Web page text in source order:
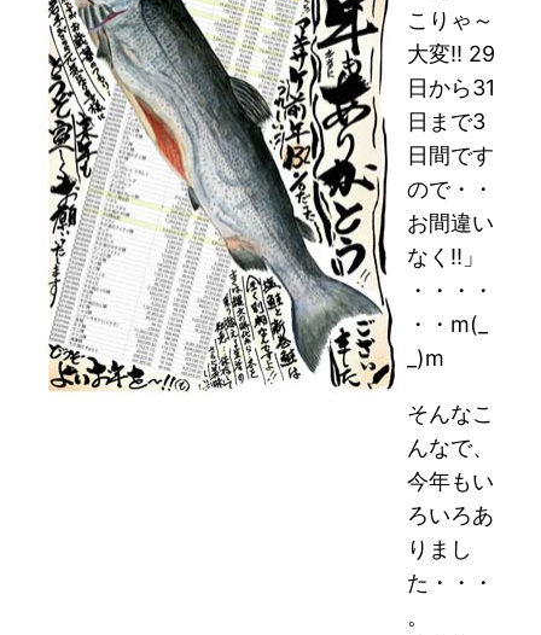
こりゃ～
大変!! 29
日から31
日まで3
日間です
ので・・
お間違い
なく!!」
・・・・
・・m(_
_)m
そんなこ
んなで、
今年もい
ろいろあ
りまし
た・・・
。